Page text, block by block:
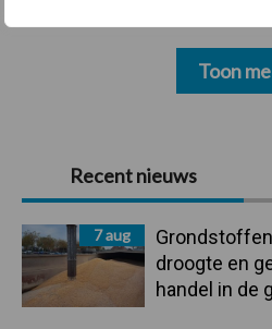
Primaire
Sidebar
Recent nieuws
7 aug
droogte en
handel in de
Toon